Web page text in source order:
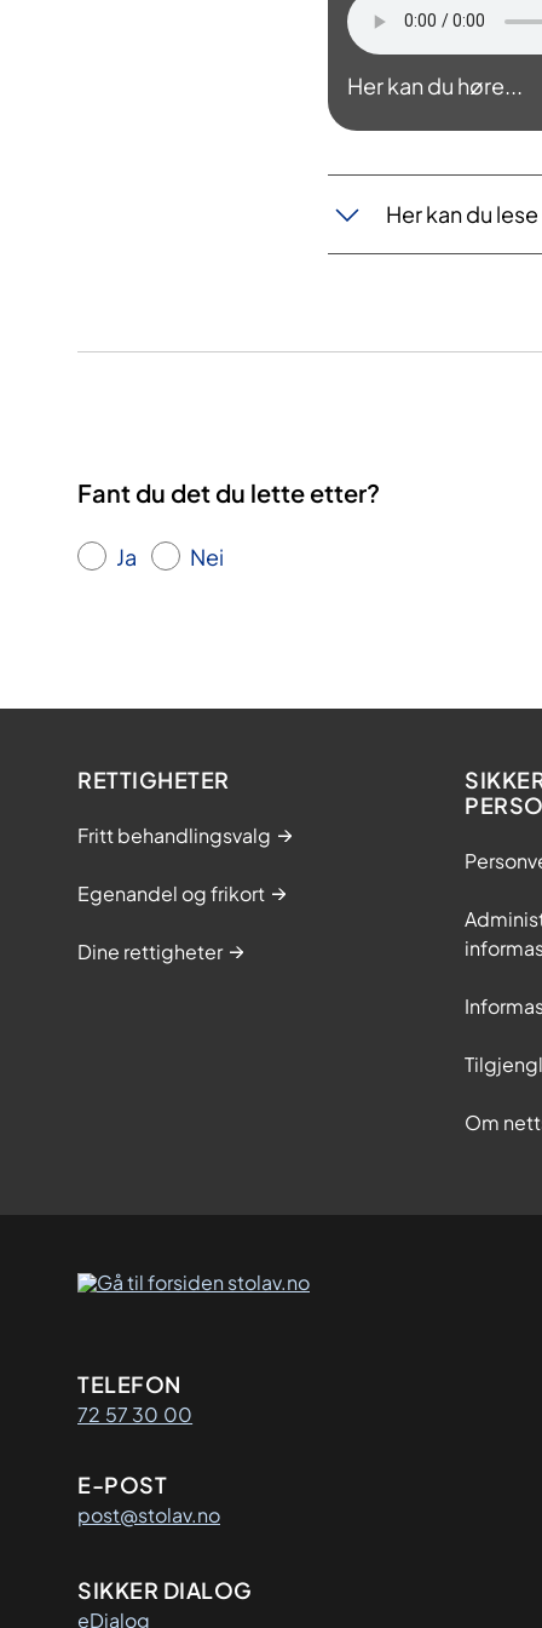
Her kan du høre...
Her kan du
Fant du det du lette etter?
Ja Nei
RETTIGHETER
Fritt behandlingsvalg
Egenandel og frikort
Dine rettigheter
Om
Kontaktinformasjon
TELEFON
72 57 30 00
E-POST
post@stolav.no
SIKKER DIALOG
eDialog